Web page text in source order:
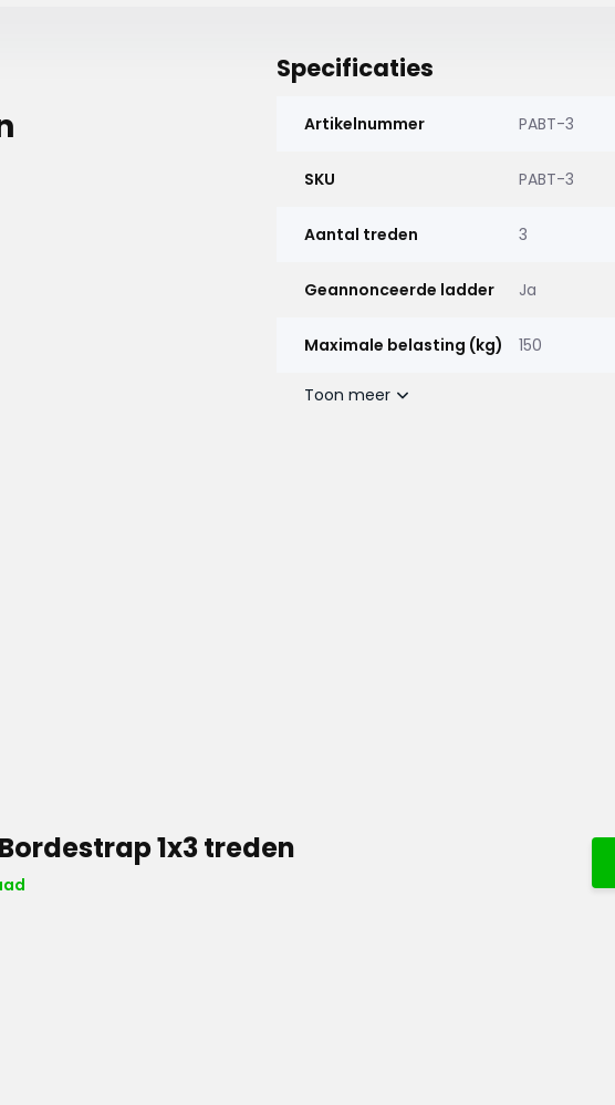
Specificaties
Artikelnummer PABT-3
SKU PABT-3
Aantal treden 3
Geannonceerde ladder Ja
Maximale belasting (kg) 150
Toon meer
1x3 treden